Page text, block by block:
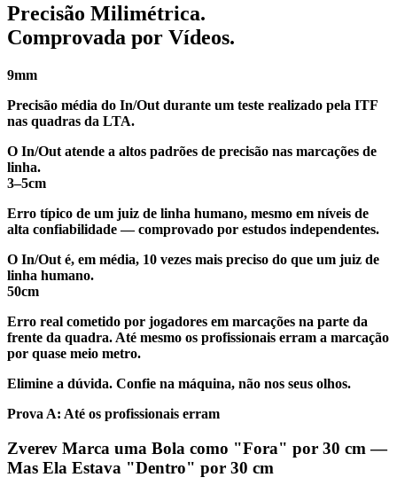
Precisão Milimétrica.
Comprovada por Vídeos.
9mm
Precisão média do In/Out durante um teste realizado pela ITF
nas quadras da LTA.
O In/Out atende a altos padrões de precisão nas marcações de
linha.
3–5cm
Erro típico de um juiz de linha humano, mesmo em níveis de
alta confiabilidade — comprovado por estudos independentes.
O In/Out é, em média, 10 vezes mais preciso do que um juiz de
linha humano.
50cm
Erro real cometido por jogadores em marcações na parte da
frente da quadra. Até mesmo os profissionais erram a marcação
por quase meio metro.
Elimine a dúvida. Confie na máquina, não nos seus olhos.
Prova A: Até os profissionais erram
Zverev Marca uma Bola como "Fora" por 30 cm —
Mas Ela Estava "Dentro" por 30 cm